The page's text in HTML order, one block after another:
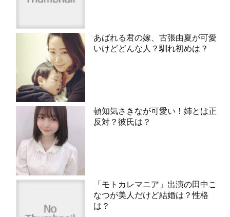
あばれる君の嫁、古張由夏が可愛
いけどどんな人？馴れ初めは？
頓知気さきなが可愛い！姉とは正
反対？彼氏は？
「モトカレマニア」出演の田中こ
なつが美人だけど結婚は？性格
は？